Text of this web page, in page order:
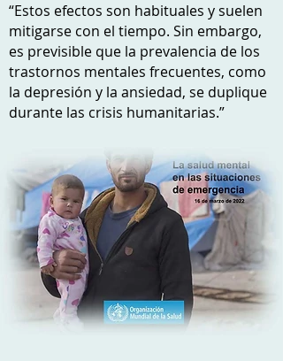
“Estos efectos son habituales y suelen
mitigarse con el tiempo. Sin embargo,
es previsible que la prevalencia de los
trastornos mentales frecuentes, como
la depresión y la ansiedad, se duplique
durante las crisis humanitarias.”